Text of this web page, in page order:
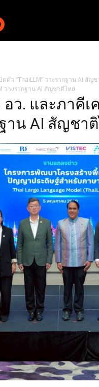
ตัว “ThaiLLM” วางรากฐาน AI สั
วางรากฐาน AI สัญชาติไทย
อว. และภาคีเ
าน AI สัญชา